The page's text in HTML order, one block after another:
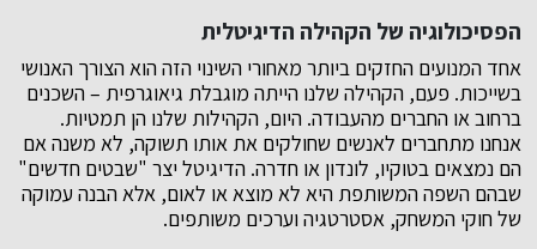
הפסיכולוגיה של הקהילה הדיגיטלית
אחד המנועים החזקים ביותר מאחורי השינוי הזה הוא הצורך האנושי
בשייכות. פעם, הקהילה שלנו הייתה מוגבלת גיאוגרפית – השכנים
ברחוב או החברים מהעבודה. היום, הקהילות שלנו הן תמטיות.
אנחנו מתחברים לאנשים שחולקים את אותו תשוקה, לא משנה אם
הם נמצאים בטוקיו, לונדון או חדרה. הדיגיטל יצר "שבטים חדשים"
שבהם השפה המשותפת היא לא מוצא או לאום, אלא הבנה עמוקה
של חוקי המשחק, אסטרטגיה וערכים משותפים.